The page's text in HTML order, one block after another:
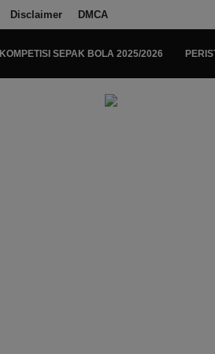
Disclaimer DMCA
KOMPETISI SEPAK BOLA 2025/2026